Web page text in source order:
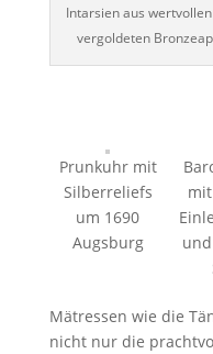
Intarsien aus
vergoldeten
Prunkuhr mit
Silberreliefs
um 1690
Augsburg
Mätressen wie die
nicht nur die